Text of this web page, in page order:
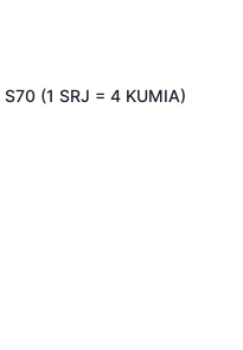
(1 SRJ = 4 KUMIA)